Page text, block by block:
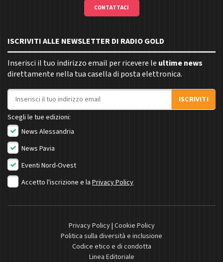
CONTATTACI
ISCRIVITI ALLE NEWSLETTER DI RADIO GOLD
Inserisci il tuo indirizzo email per ricevere le ultime news
direttamente nella tua casella di posta elettronica.
Indirizzo email
ISCRIVITI
Scegli le tue edizioni:
News Alessandria
News Pavia
Eventi Nord-Ovest
Accetto l'iscrizione e la Privacy Policy
Privacy Policy| Cookie Policy
Politica sulla diversità e inclusione
Codice etico e di condotta
Linea Editoriale